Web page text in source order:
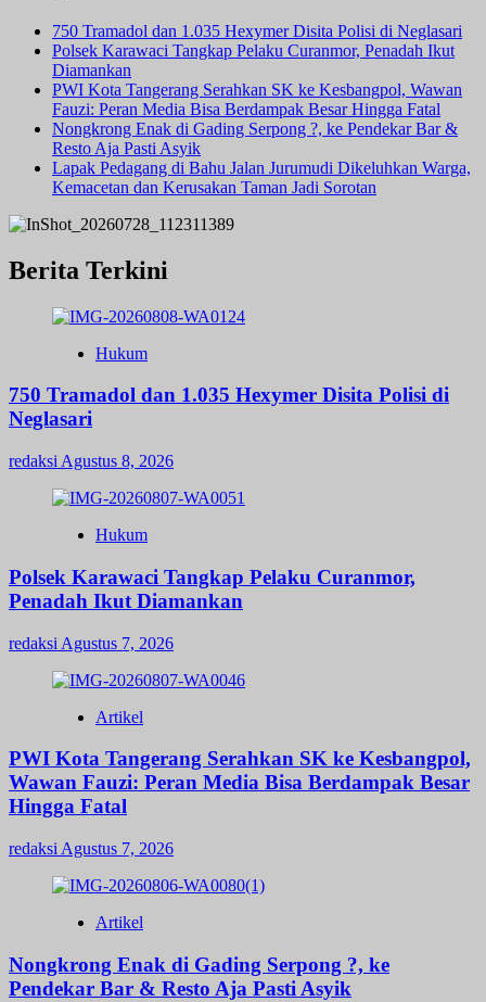
750 Tramadol dan 1.035 Hexymer Disita Polisi di Neglasari
Polsek Karawaci Tangkap Pelaku Curanmor, Penadah Ikut
Diamankan
PWI Kota Tangerang Serahkan SK ke Kesbangpol, Wawan
Fauzi: Peran Media Bisa Berdampak Besar Hingga Fatal
Nongkrong Enak di Gading Serpong ?, ke Pendekar Bar &
Resto Aja Pasti Asyik
Lapak Pedagang di Bahu Jalan Jurumudi Dikeluhkan Warga,
Kemacetan dan Kerusakan Taman Jadi Sorotan
Berita Terkini
Hukum
750 Tramadol dan 1.035 Hexymer Disita Polisi di
Neglasari
redaksi Agustus 8, 2026
Hukum
Polsek Karawaci Tangkap Pelaku Curanmor,
Penadah Ikut Diamankan
redaksi Agustus 7, 2026
Artikel
PWI Kota Tangerang Serahkan SK ke Kesbangpol,
Wawan Fauzi: Peran Media Bisa Berdampak Besar
Hingga Fatal
redaksi Agustus 7, 2026
Artikel
Nongkrong Enak di Gading Serpong ?, ke
Pendekar Bar & Resto Aja Pasti Asyik